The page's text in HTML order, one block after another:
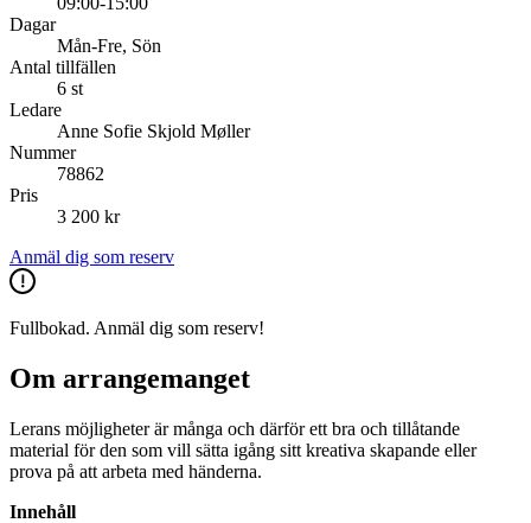
Dagar
Mån-Fre, Sön
Antal tillfällen
6 st
Ledare
Anne Sofie Skjold Møller
Nummer
78862
Pris
3 200 kr
Anmäl dig som reserv
Fullbokad. Anmäl dig som reserv!
Om arrangemanget
Lerans möjligheter är många och därför ett bra och tillåtande
material för den som vill sätta igång sitt kreativa skapande eller
prova på att arbeta med händerna.
Innehåll